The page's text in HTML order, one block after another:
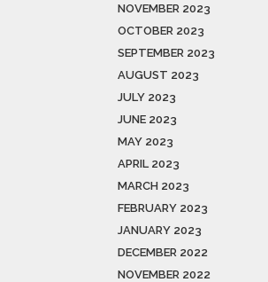
NOVEMBER 2023
OCTOBER 2023
SEPTEMBER 2023
AUGUST 2023
JULY 2023
JUNE 2023
MAY 2023
APRIL 2023
MARCH 2023
FEBRUARY 2023
JANUARY 2023
DECEMBER 2022
NOVEMBER 2022